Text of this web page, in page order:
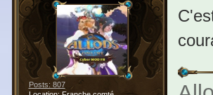
Posts: 807